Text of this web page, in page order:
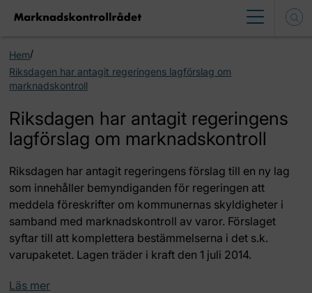
Hem/
Riksdagen har antagit regeringens lagförslag om
marknadskontroll
Riksdagen har antagit regeringens
lagförslag om marknadskontroll
Riksdagen har antagit regeringens förslag till en ny lag
som innehåller bemyndiganden för regeringen att
meddela föreskrifter om kommunernas skyldigheter i
samband med marknadskontroll av varor. Förslaget
syftar till att komplettera bestämmelserna i det s.k.
varupaketet. Lagen träder i kraft den 1 juli 2014.
Läs mer